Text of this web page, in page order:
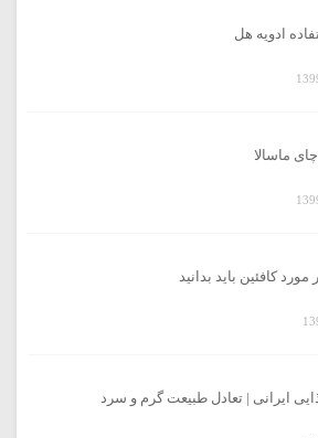
ادویه هل
ماسالا
مورد کافئین باید بدانید
ایرانی | تعادل طبیعت گرم و سرد